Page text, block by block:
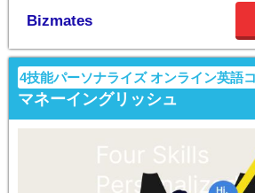
Bizmates
4技能パーソナライズ オンライン英語
マネーイングリッシュ